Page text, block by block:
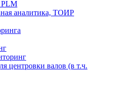
PLM
аналитика, ТОИР
центровки валов (в т.ч.